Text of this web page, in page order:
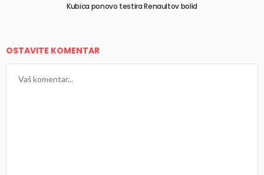
Kubica ponovo testira Renaultov bolid
OSTAVITE KOMENTAR